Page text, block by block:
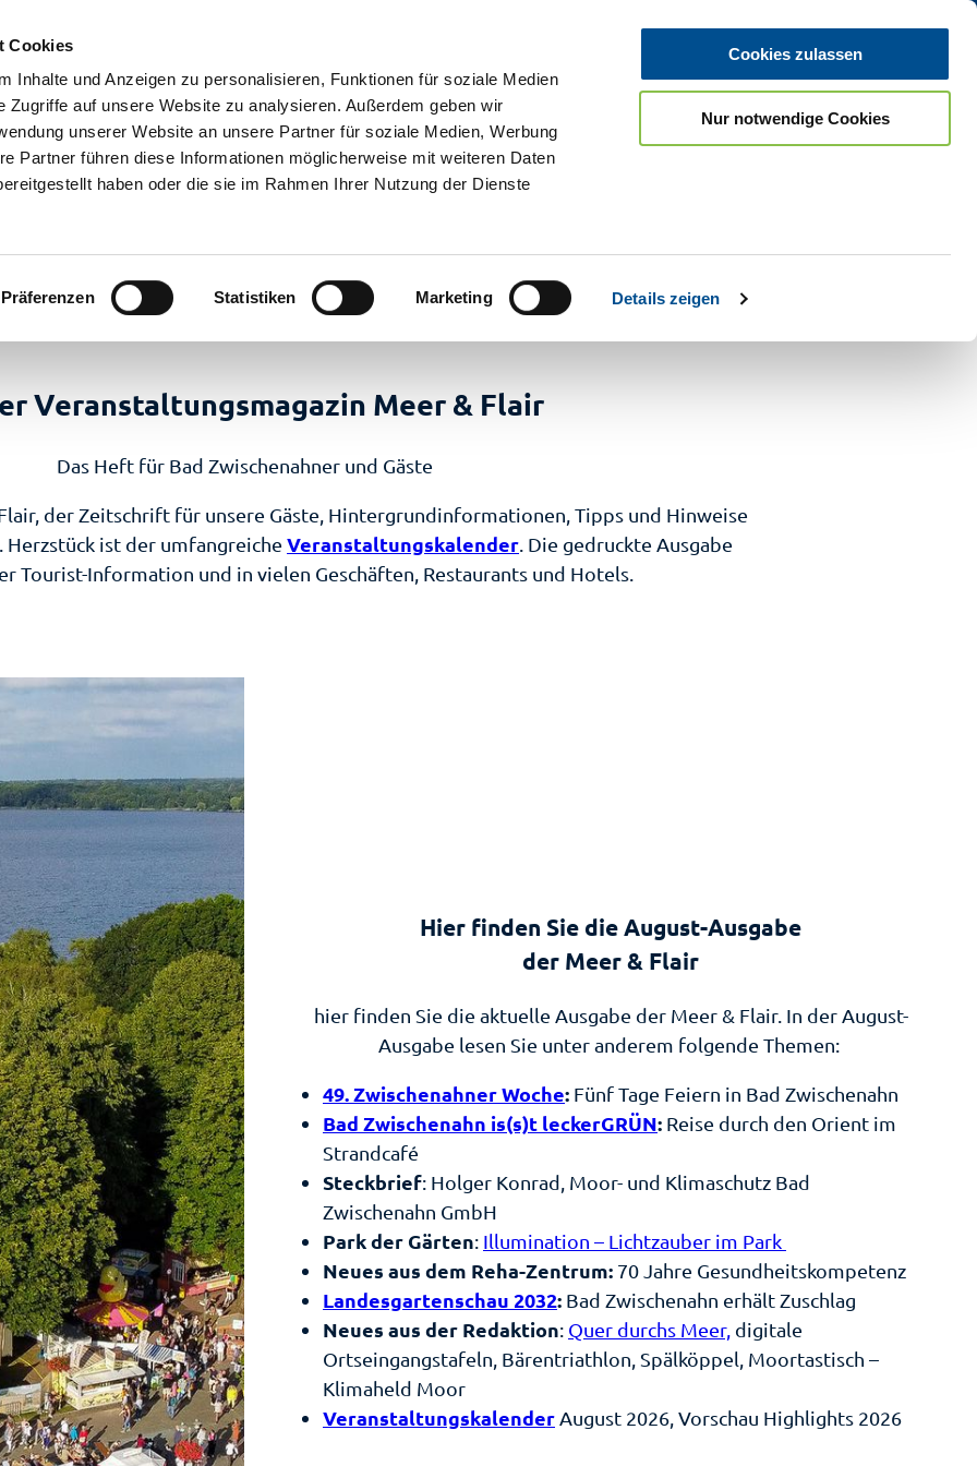
Cookies
Inhalte und Anzeigen zu personalisieren, Funktionen für soziale Medien
Zugriffe auf unsere Website zu analysieren. Außerdem geben wir
unserer Website an unsere Partner für soziale Medien, Werbung
Partner führen diese Informationen möglicherweise mit weiteren Daten
haben oder die sie im Rahmen Ihrer Nutzung der Dienste
Präferenzen Statistiken Marketing Details zeigen
Cookies zulassen
Nur notwendige Cookies
&
Badepark
–
im
am
Events
& Flair
Shop
Veranstaltungsmagazin Meer & Flair
Das Heft für Bad Zwischenahner und Gäste
der Zeitschrift für unsere Gäste, Hintergrundinformationen, Tipps und Hinweise
ist der umfangreiche Veranstaltungskalender . Die gedruckte Ausgabe
Tourist-Information und in vielen Geschäften, Restaurants und Hotels.
Hier finden Sie die August-Ausgabe
der Meer & Flair
hier finden Sie die aktuelle Ausgabe der Meer & Flair. In der August-
Ausgabe lesen Sie unter anderem folgende Themen:
49. Zwischenahner Woche: Fünf Tage Feiern in Bad Zwischenahn
Bad Zwischenahn is(s)t leckerGRÜN: Reise durch den Orient im
Strandcafé
Steckbrief: Holger Konrad, Moor- und Klimaschutz Bad
Zwischenahn GmbH
Park der Gärten: Illumination – Lichtzauber im Park
Neues aus dem Reha-Zentrum: 70 Jahre Gesundheitskompetenz
Landesgartenschau 2032: Bad Zwischenahn erhält Zuschlag
Neues aus der Redaktion: Quer durchs Meer, digitale
Ortseingangstafeln, Bärentriathlon, Spälköppel, Moortastisch –
Klimaheld Moor
Veranstaltungskalender August 2026, Vorschau Highlights 2026